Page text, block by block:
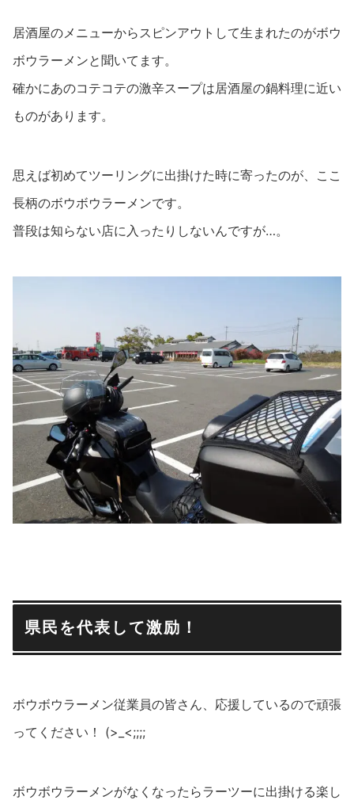
居酒屋のメニューからスピンアウトして生まれたのがボウ
ボウラーメンと聞いてます。
確かにあのコテコテの激辛スープは居酒屋の鍋料理に近い
ものがあります。
思えば初めてツーリングに出掛けた時に寄ったのが、ここ
長柄のボウボウラーメンです。
普段は知らない店に入ったりしないんですが…。
県民を代表して激励！
ボウボウラーメン従業員の皆さん、応援しているので頑張
ってください！ (>_<;;;;
ボウボウラーメンがなくなったらラーツーに出掛ける楽し